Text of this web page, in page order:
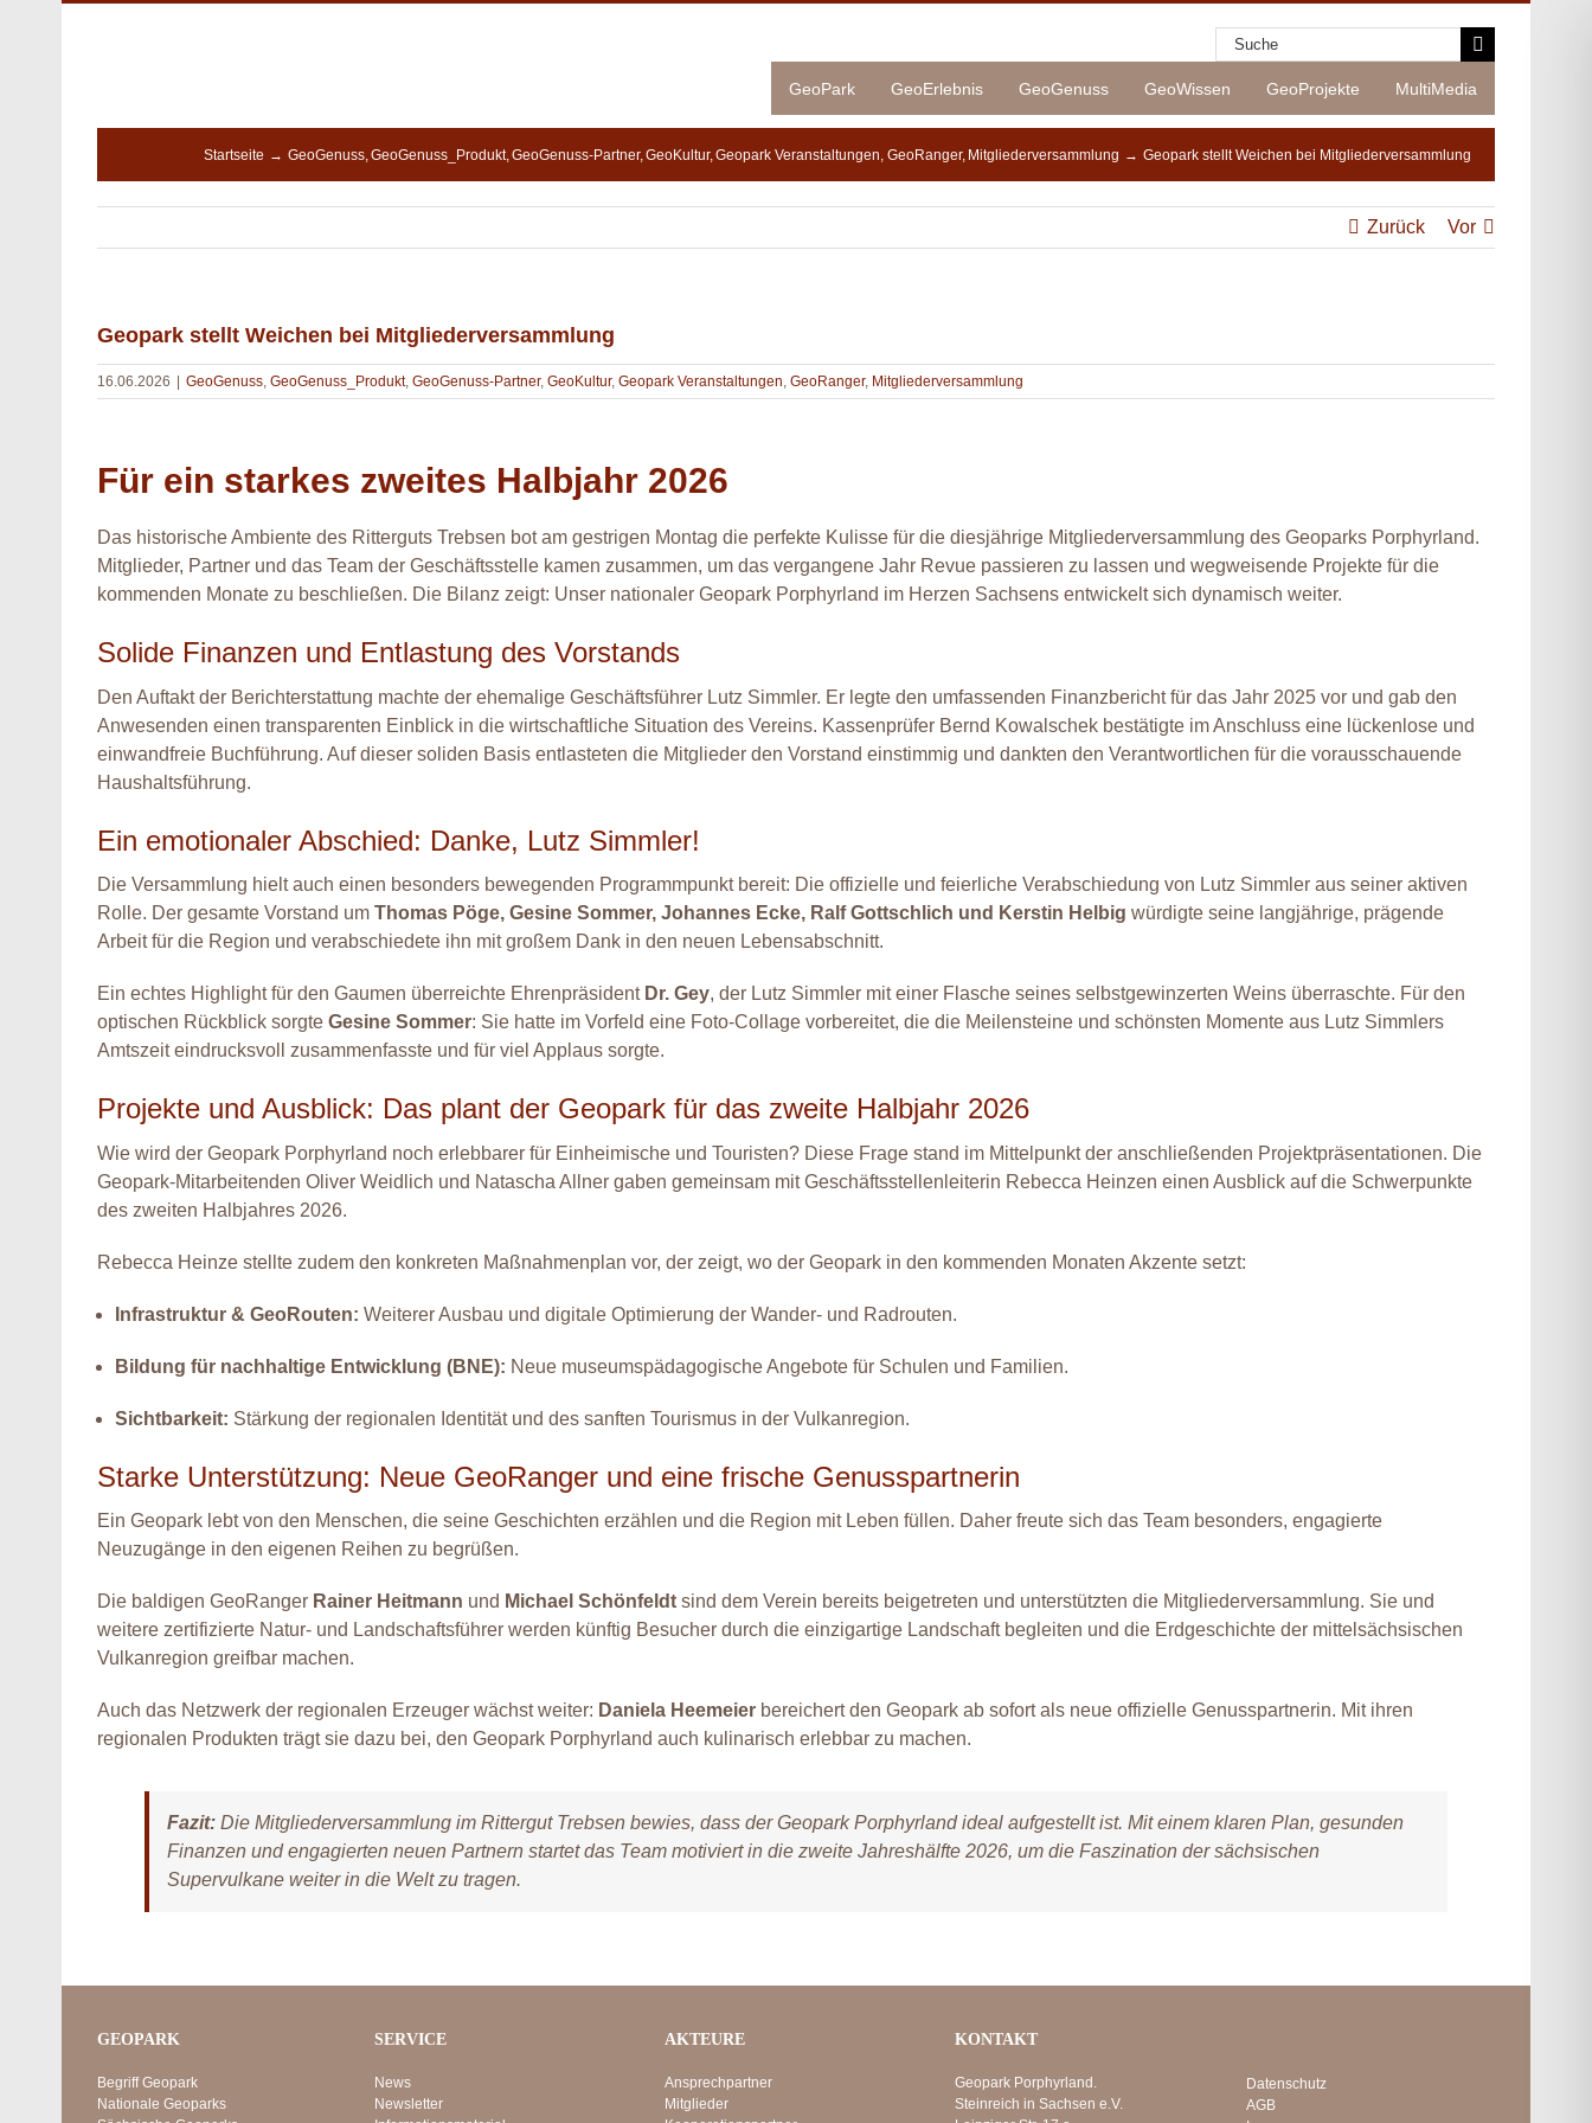
Suche
nach:
GeoPark GeoErlebnis GeoGenuss GeoWissen GeoProjekte MultiMedia
Startseite GeoGenuss GeoGenuss_Produkt GeoGenuss-Partner GeoKultur Geopark Veranstaltungen GeoRanger Mitgliederversammlung Geopark stellt Weichen bei Mitgliederversammlung
Zurück Vor
Geopark stellt Weichen bei Mitgliederversammlung
16.06.2026 GeoGenuss, GeoGenuss_Produkt, GeoGenuss-Partner, GeoKultur, Geopark Veranstaltungen, GeoRanger, Mitgliederversammlung
Für ein starkes zweites Halbjahr 2026
Das historische Ambiente des Ritterguts Trebsen bot am gestrigen Montag die perfekte Kulisse für die diesjährige Mitgliederversammlung des Geoparks Porphyrland.
Mitglieder, Partner und das Team der Geschäftsstelle kamen zusammen, um das vergangene Jahr Revue passieren zu lassen und wegweisende Projekte für die
kommenden Monate zu beschließen. Die Bilanz zeigt: Unser nationaler Geopark Porphyrland im Herzen Sachsens entwickelt sich dynamisch weiter.
Solide Finanzen und Entlastung des Vorstands
Den Auftakt der Berichterstattung machte der ehemalige Geschäftsführer Lutz Simmler. Er legte den umfassenden Finanzbericht für das Jahr 2025 vor und gab den
Anwesenden einen transparenten Einblick in die wirtschaftliche Situation des Vereins. Kassenprüfer Bernd Kowalschek bestätigte im Anschluss eine lückenlose und
einwandfreie Buchführung. Auf dieser soliden Basis entlasteten die Mitglieder den Vorstand einstimmig und dankten den Verantwortlichen für die vorausschauende
Haushaltsführung.
Ein emotionaler Abschied: Danke, Lutz Simmler!
Die Versammlung hielt auch einen besonders bewegenden Programmpunkt bereit: Die offizielle und feierliche Verabschiedung von Lutz Simmler aus seiner aktiven
Rolle. Der gesamte Vorstand um Thomas Pöge, Gesine Sommer, Johannes Ecke, Ralf Gottschlich und Kerstin Helbig würdigte seine langjährige, prägende
Arbeit für die Region und verabschiedete ihn mit großem Dank in den neuen Lebensabschnitt.
Ein echtes Highlight für den Gaumen überreichte Ehrenpräsident Dr. Gey, der Lutz Simmler mit einer Flasche seines selbstgewinzerten Weins überraschte. Für den
optischen Rückblick sorgte Gesine Sommer: Sie hatte im Vorfeld eine Foto-Collage vorbereitet, die die Meilensteine und schönsten Momente aus Lutz Simmlers
Amtszeit eindrucksvoll zusammenfasste und für viel Applaus sorgte.
Projekte und Ausblick: Das plant der Geopark für das zweite Halbjahr 2026
Wie wird der Geopark Porphyrland noch erlebbarer für Einheimische und Touristen? Diese Frage stand im Mittelpunkt der anschließenden Projektpräsentationen. Die
Geopark-Mitarbeitenden Oliver Weidlich und Natascha Allner gaben gemeinsam mit Geschäftsstellenleiterin Rebecca Heinzen einen Ausblick auf die Schwerpunkte
des zweiten Halbjahres 2026.
Rebecca Heinze stellte zudem den konkreten Maßnahmenplan vor, der zeigt, wo der Geopark in den kommenden Monaten Akzente setzt:
Infrastruktur & GeoRouten: Weiterer Ausbau und digitale Optimierung der Wander- und Radrouten.
Bildung für nachhaltige Entwicklung (BNE): Neue museumspädagogische Angebote für Schulen und Familien.
Sichtbarkeit: Stärkung der regionalen Identität und des sanften Tourismus in der Vulkanregion.
Starke Unterstützung: Neue GeoRanger und eine frische Genusspartnerin
Ein Geopark lebt von den Menschen, die seine Geschichten erzählen und die Region mit Leben füllen. Daher freute sich das Team besonders, engagierte
Neuzugänge in den eigenen Reihen zu begrüßen.
Die baldigen GeoRanger Rainer Heitmann und Michael Schönfeldtsind dem Verein bereits beigetreten und unterstützten die Mitgliederversammlung. Sie und
weitere zertifizierte Natur- und Landschaftsführer werden künftig Besucher durch die einzigartige Landschaft begleiten und die Erdgeschichte der mittelsächsischen
Vulkanregion greifbar machen.
Auch das Netzwerk der regionalen Erzeuger wächst weiter: Daniela Heemeier bereichert den Geopark ab sofort als neue offizielle Genusspartnerin. Mit ihren
regionalen Produkten trägt sie dazu bei, den Geopark Porphyrland auch kulinarisch erlebbar zu machen.
Fazit:Die Mitgliederversammlung im Rittergut Trebsen bewies, dass der Geopark Porphyrland ideal aufgestellt ist. Mit einem klaren Plan, gesunden
Finanzen und engagierten neuen Partnern startet das Team motiviert in die zweite Jahreshälfte 2026, um die Faszination der sächsischen
Supervulkane weiter in die Welt zu tragen.
GEOPARK
Begriff Geopark
Nationale Geoparks
SERVICE
News
Newsletter
AKTEURE
Ansprechpartner
Mitglieder
KONTAKT
Geopark Porphyrland.
Steinreich in Sachsen e.V.
Datenschutz
AGB